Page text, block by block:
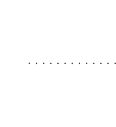
・・・・・・・・・・・・